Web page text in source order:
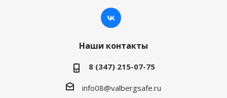
Наши контакты
8 (347) 215-07-75
info08@valbergsafe.ru